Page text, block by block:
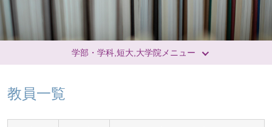
学部・学科,短大,大学院メニュー
教員一覧